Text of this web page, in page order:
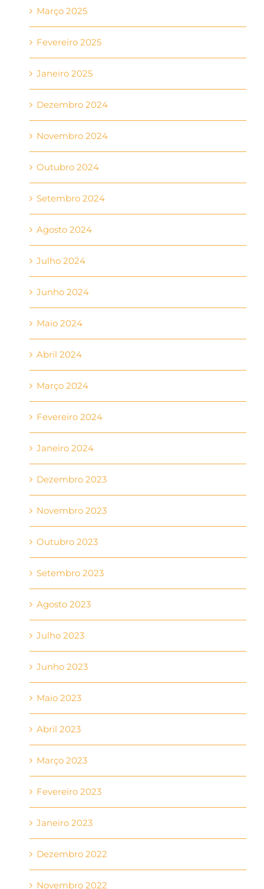
Março 2025
Fevereiro 2025
Janeiro 2025
Dezembro 2024
Novembro 2024
Outubro 2024
Setembro 2024
Agosto 2024
Julho 2024
Junho 2024
Maio 2024
Abril 2024
Março 2024
Fevereiro 2024
Janeiro 2024
Dezembro 2023
Novembro 2023
Outubro 2023
Setembro 2023
Agosto 2023
Julho 2023
Junho 2023
Maio 2023
Abril 2023
Março 2023
Fevereiro 2023
Janeiro 2023
Dezembro 2022
Novembro 2022